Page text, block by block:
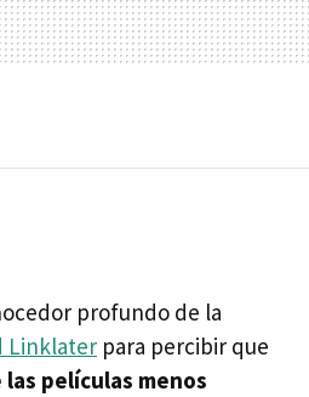
profundo de la
Linklater para percibir que
películas menos